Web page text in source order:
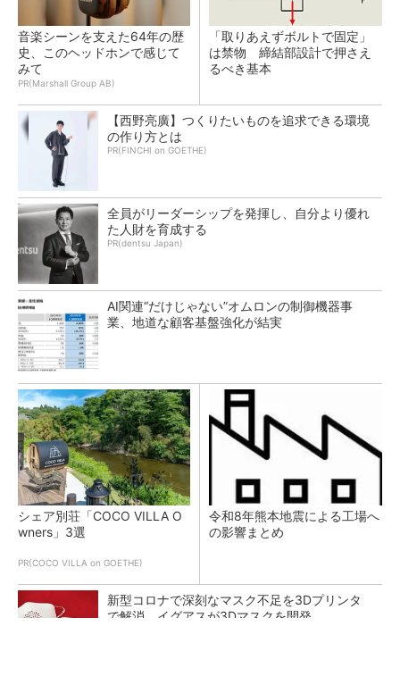
音楽シーンを支えた64年の歴
史、このヘッドホンで感じて
みて
PR(Marshall Group AB)
「取りあえずボルトで固定」
は禁物 締結部設計で押さえ
るべき基本
【西野亮廣】つくりたいものを追求できる環境
の作り方とは
PR(FINCHI on GOETHE)
全員がリーダーシップを発揮し、自分より優れ
た人財を育成する
PR(dentsu Japan)
AI関連“だけじゃない”オムロンの制御機器事
業、地道な顧客基盤強化が結実
シェア別荘「COCO VILLA O
wners」3選
PR(COCO VILLA on GOETHE)
令和8年熊本地震による工場へ
の影響まとめ
新型コロナで深刻なマスク不足を3Dプリンタ
で解消、イグアスが3Dマスクを開発